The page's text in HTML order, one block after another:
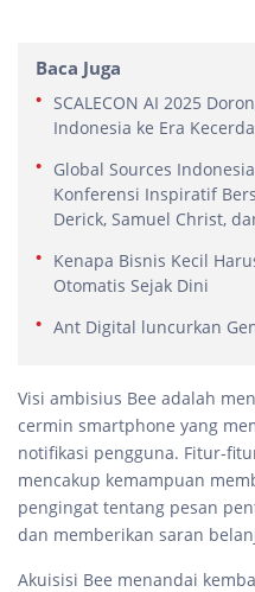
Baca Juga
SCALECON AI 2025
Indonesia ke Era
Global Sources
Konferensi Inspiratif
Derick, Samuel Christ,
Kenapa Bisnis Kecil
Otomatis Sejak Dini
Ant Digital luncurkan
Visi ambisius Bee adalah
cermin smartphone yang
notifikasi pengguna. Fitur-
mencakup kemampuan
pengingat tentang pesan
dan memberikan saran
Akuisisi Bee menandai